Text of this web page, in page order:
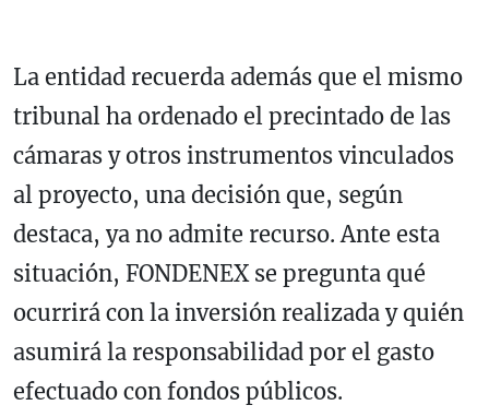
La entidad recuerda además que el mismo
tribunal ha ordenado el precintado de las
cámaras y otros instrumentos vinculados
al proyecto, una decisión que, según
destaca, ya no admite recurso. Ante esta
situación, FONDENEX se pregunta qué
ocurrirá con la inversión realizada y quién
asumirá la responsabilidad por el gasto
efectuado con fondos públicos.